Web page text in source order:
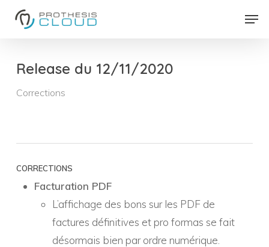
contentRelease du 12/11/2020
Corrections
CORRECTIONS
Facturation PDF
L’affichage des bons sur les PDF de
factures définitives et pro formas se fait
désormais bien par ordre numérique.